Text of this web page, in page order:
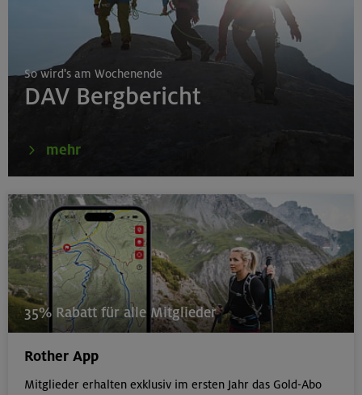
So wird's am Wochenende
DAV Bergbericht
mehr
35% Rabatt für alle Mitglieder
Rother App
Mitglieder erhalten exklusiv im ersten Jahr das Gold-Abo